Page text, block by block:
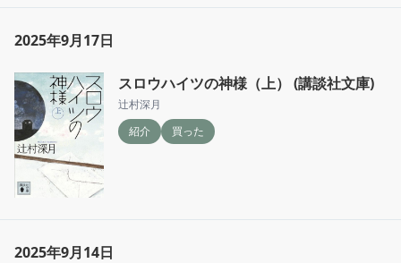
2025年9月17日
スロウハイツの神様（上） (講談社文庫)
辻村深月
紹介
買った
2025年9月14日